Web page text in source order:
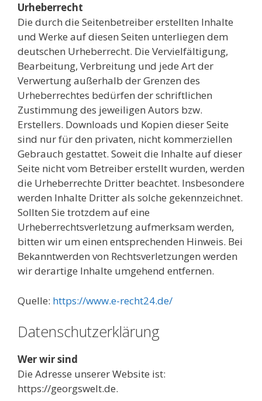
Urheberrecht
Die durch die Seitenbetreiber erstellten Inhalte
und Werke auf diesen Seiten unterliegen dem
deutschen Urheberrecht. Die Vervielfältigung,
Bearbeitung, Verbreitung und jede Art der
Verwertung außerhalb der Grenzen des
Urheberrechtes bedürfen der schriftlichen
Zustimmung des jeweiligen Autors bzw.
Erstellers. Downloads und Kopien dieser Seite
sind nur für den privaten, nicht kommerziellen
Gebrauch gestattet. Soweit die Inhalte auf dieser
Seite nicht vom Betreiber erstellt wurden, werden
die Urheberrechte Dritter beachtet. Insbesondere
werden Inhalte Dritter als solche gekennzeichnet.
Sollten Sie trotzdem auf eine
Urheberrechtsverletzung aufmerksam werden,
bitten wir um einen entsprechenden Hinweis. Bei
Bekanntwerden von Rechtsverletzungen werden
wir derartige Inhalte umgehend entfernen.
Quelle: https://www.e-recht24.de/
Datenschutzerklärung
Wer wir sind
Die Adresse unserer Website ist:
https://georgswelt.de.